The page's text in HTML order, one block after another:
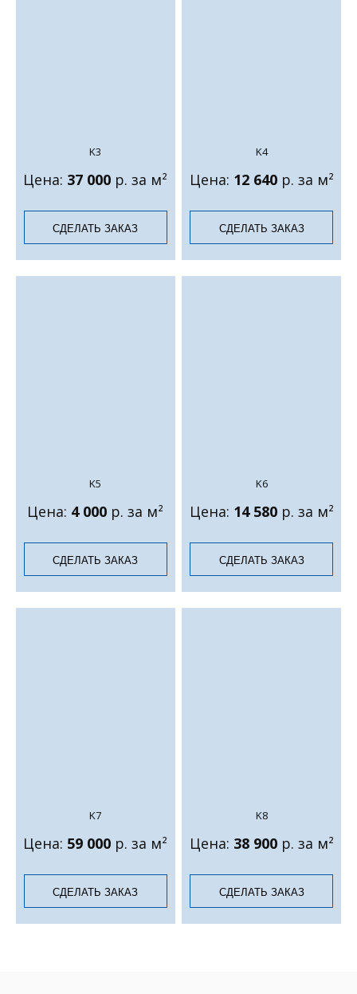
K3
Цена: 37 000 р. за м²
СДЕЛАТЬ ЗАКАЗ
K4
Цена: 12 640р. за м²
СДЕЛАТЬ ЗАКАЗ
K5
Цена: 4 000 р. за м²
СДЕЛАТЬ ЗАКАЗ
K6
Цена: 14 580р. за м²
СДЕЛАТЬ ЗАКАЗ
K7
Цена: 59 000 р. за м²
СДЕЛАТЬ ЗАКАЗ
K8
Цена: 38 900р. за м²
СДЕЛАТЬ ЗАКАЗ